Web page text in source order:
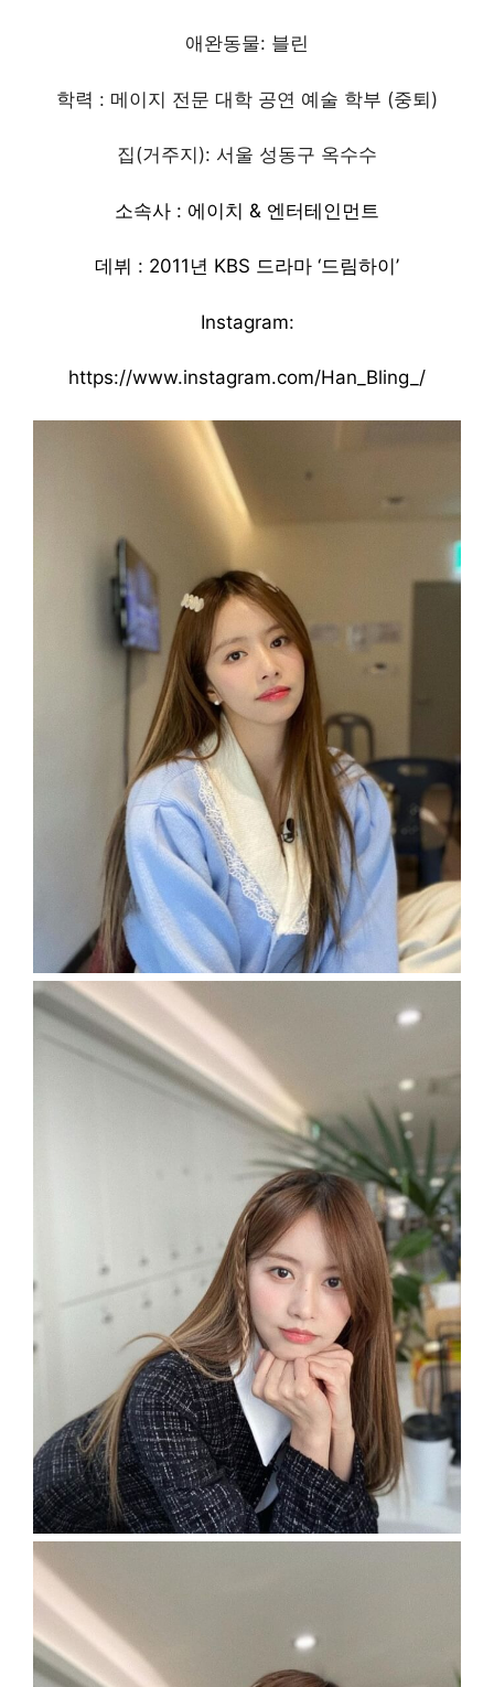
애완동물: 블린
학력 : 메이지 전문 대학 공연 예술 학부 (중퇴)
집(거주지): 서울 성동구 옥수수
소속사 : 에이치 & 엔터테인먼트
데뷔 : 2011년 KBS 드라마 ‘드림하이’
Instagram:
https://www.instagram.com/Han_Bling_/